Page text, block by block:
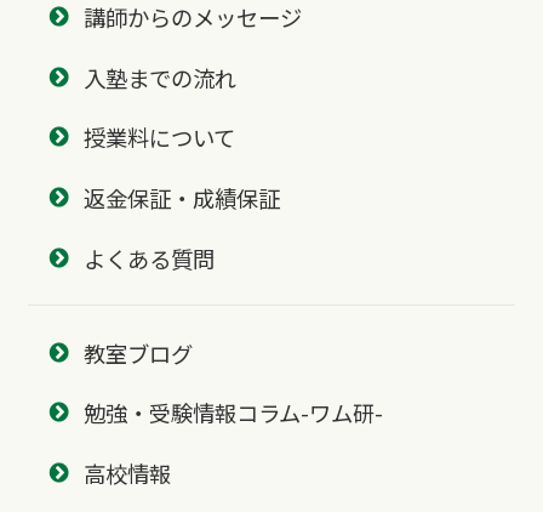
講師からのメッセージ
入塾までの流れ
授業料について
返金保証・成績保証
よくある質問
教室ブログ
勉強・受験情報コラム-ワム研-
高校情報